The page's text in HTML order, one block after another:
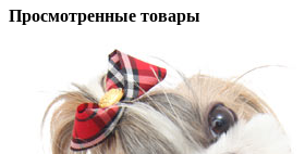
Просмотренные товары